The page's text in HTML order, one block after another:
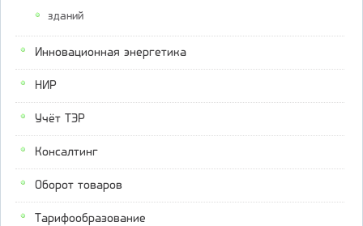
зданий
Инновационная энергетика
НИР
Учёт ТЭР
Консалтинг
Оборот товаров
Тарифообразование